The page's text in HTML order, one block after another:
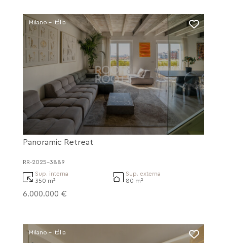
Milano - Itália
Panoramic Retreat
RR-2025-3889
Sup. interna
350 m²
Sup. externa
80 m²
6.000.000 €
Milano - Itália